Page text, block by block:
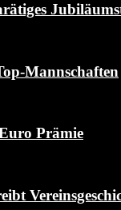
Mannschaften
Prämie